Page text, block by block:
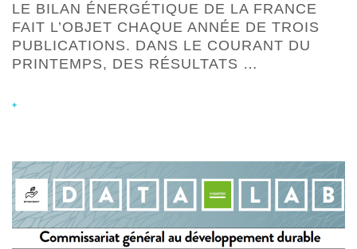
LE BILAN ÉNERGÉTIQUE DE LA FRANCE
FAIT L’OBJET CHAQUE ANNÉE DE TROIS
PUBLICATIONS. DANS LE COURANT DU
PRINTEMPS, DES RÉSULTATS …
+